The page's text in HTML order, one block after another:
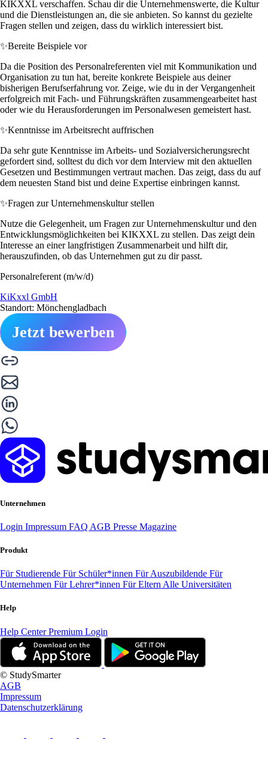
KIKXXL verschaffen. Schau dir die Unternehmenswerte, die Kultur
und die Dienstleistungen an, die sie anbieten. So kannst du gezielte
Fragen stellen und zeigen, dass du wirklich interessiert bist.
✨Bereite Beispiele vor
Da die Position des Personalreferenten viel mit Kommunikation und
Organisation zu tun hat, bereite konkrete Beispiele aus deiner
bisherigen Berufserfahrung vor. Zeige, wie du in der Vergangenheit
erfolgreich mit Fach- und Führungskräften zusammengearbeitet hast
oder wie du Herausforderungen im Personalwesen gemeistert hast.
✨Kenntnisse im Arbeitsrecht auffrischen
Da sehr gute Kenntnisse im Arbeits- und Sozialversicherungsrecht
gefordert sind, solltest du dich vor dem Interview mit den aktuellen
Gesetzen und Bestimmungen vertraut machen. Das zeigt, dass du auf
dem neuesten Stand bist und deine Expertise einbringen kannst.
✨Fragen zur Unternehmenskultur stellen
Nutze die Gelegenheit, um Fragen zur Unternehmenskultur und den
Entwicklungsmöglichkeiten bei KIKXXL zu stellen. Das zeigt dein
Interesse an einer langfristigen Zusammenarbeit und hilft dir,
herauszufinden, ob das Unternehmen gut zu dir passt.
Personalreferent (m/w/d)
KiKxxl GmbH
Standort: Mönchengladbach
Jetzt bewerben
Unternehmen
Login Impressum FAQ AGB Presse Magazine
Produkt
Für Studierende Für Schüler*innen Für Auszubildende Für
Unternehmen Für Lehrer*innen Für Eltern Alle Universitäten
Help
Help CenterPremium Login
© StudySmarter
AGB
Impressum
Datenschutzerklärung